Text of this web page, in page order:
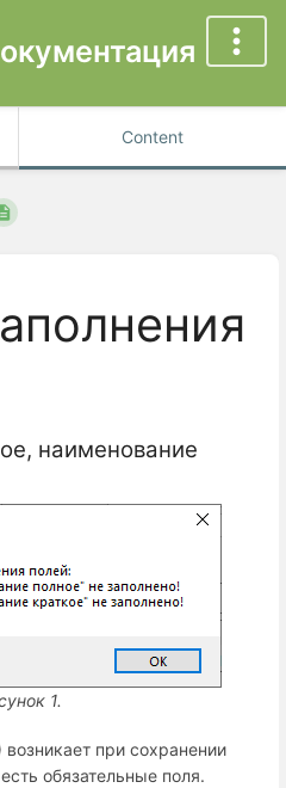
Content
наименование
1.
возникает при сохранении
обязательные поля.